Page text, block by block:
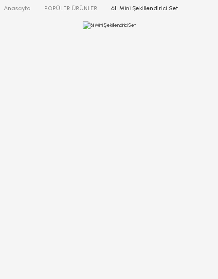
Anasayfa POPÜLER ÜRÜNLER 6lı Mini Şekillendirici Set